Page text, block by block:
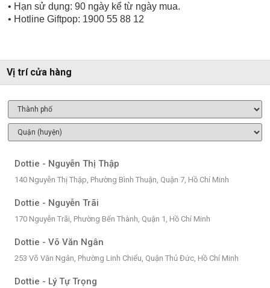
• Hạn sử dụng: 90 ngày kể từ ngày mua.
• Hotline Giftpop: 1900 55 88 12
Vị trí cửa hàng
Dottie - Nguyễn Thị Thập
140 Nguyễn Thị Thập, Phường Bình Thuận, Quận 7, Hồ Chí Minh
Dottie - Nguyễn Trãi
170 Nguyễn Trãi, Phường Bến Thành, Quận 1, Hồ Chí Minh
Dottie - Võ Văn Ngân
253 Võ Văn Ngân, Phường Linh Chiểu, Quận Thủ Đức, Hồ Chí Minh
Dottie - Lý Tự Trọng